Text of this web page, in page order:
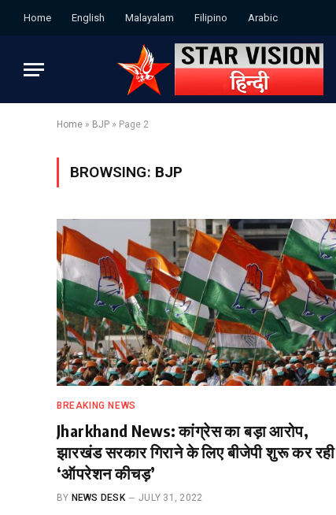
Home English Malayalam Filipino Arabic
Home » BJP » Page 2
BROWSING: BJP
BREAKING NEWS
Jharkhand News: कांग्रेस का बड़ा आरोप,
झारखंड सरकार गिराने के लिए बीजेपी शुरू कर रही
‘ऑपरेशन कीचड़’
BY NEWS DESK JULY 31, 2022